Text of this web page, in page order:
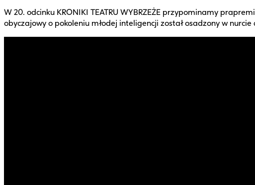
W 20. odcinku KRONIKI TEATRU WYBRZEŻE przypominamy
obyczajowy o pokoleniu młodej inteligencji został osadzony w